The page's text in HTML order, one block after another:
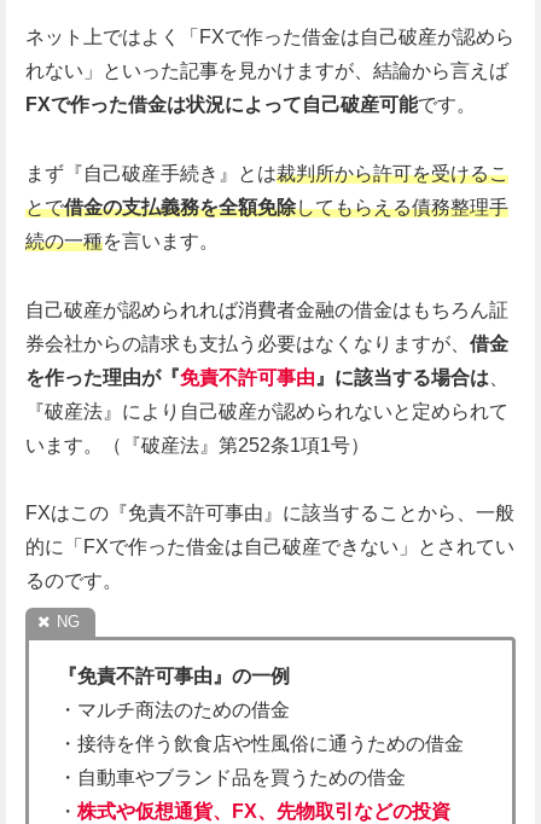
ネット上ではよく「FXで作った借金は自己破産が認めら
れない」といった記事を見かけますが、結論から言えば
FXで作った借金は状況によって自己破産可能です。
まず『自己破産手続き』とは裁判所から許可を受けるこ
とで借金の支払義務を全額免除してもらえる債務整理手
続の一種を言います。
自己破産が認められれば消費者金融の借金はもちろん証
券会社からの請求も支払う必要はなくなりますが、 借金
を作った理由が『免責不許可事由 』に該当する場合は
『破産法』により自己破産が認められないと定められて
います。（『破産法』第252条1項1号）
FXはこの『免責不許可事由』に該当することから、一般
的に「FXで作った借金は自己破産できない」とされてい
るのです。
『免責不許可事由』の一例
・マルチ商法のための借金
・接待を伴う飲食店や性風俗に通うための借金
・自動車やブランド品を買うための借金
・ 株式や仮想通貨、FX、先物取引などの投資